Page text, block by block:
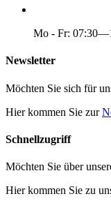
Mo - Fr:
Newsletter
Möchten Sie sich für
Hier kommen Sie zur
Schnellzugriff
Möchten Sie über
Hier kommen Sie zu